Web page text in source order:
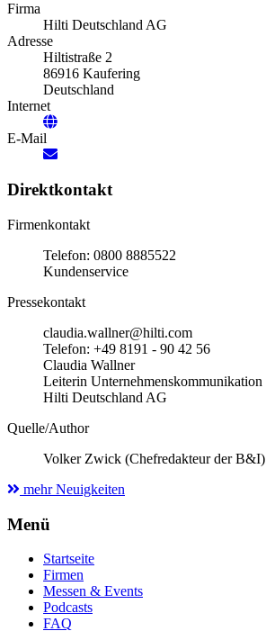
Firma
Hilti Deutschland AG
Adresse
Hiltistraße 2
86916 Kaufering
Deutschland
Internet
E-Mail
Direktkontakt
Firmenkontakt
Telefon: 0800 8885522
Kundenservice
Pressekontakt
claudia.wallner@hilti.com
Telefon: +49 8191 - 90 42 56
Claudia Wallner
Leiterin Unternehmenskommunikation
Hilti Deutschland AG
Quelle/Author
Volker Zwick (Chefredakteur der B&I)
mehr Neuigkeiten
Menü
Startseite
Firmen
Messen & Events
Podcasts
FAQ